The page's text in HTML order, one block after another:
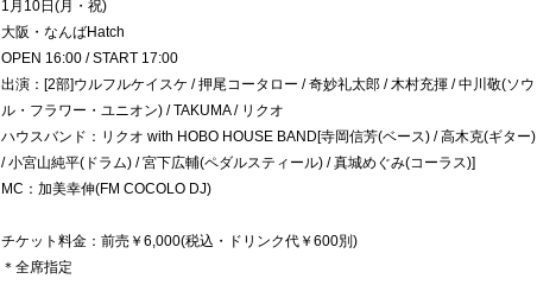
1月10日(月・祝)
大阪・なんばHatch
OPEN 16:00 / START 17:00
出演：[2部]ウルフルケイスケ / 押尾コータロー / 奇妙礼太郎 / 木村充揮 / 中川敬(ソウ
ル・フラワー・ユニオン) / TAKUMA / リクオ
ハウスバンド：リクオ with HOBO HOUSE BAND[寺岡信芳(ベース) / 高木克(ギター)
/ 小宮山純平(ドラム) / 宮下広輔(ペダルスティール) / 真城めぐみ(コーラス)]
MC：加美幸伸(FM COCOLO DJ)
チケット料金：前売￥6,000(税込・ドリンク代￥600別)
＊全席指定